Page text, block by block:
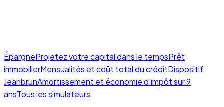
ÉpargneProjetez votre capital dans le tempsPrêt
immobilierMensualités et coût total du créditDispositif
JeanbrunAmortissement et économie d'impôt sur 9
ansTous les simulateurs